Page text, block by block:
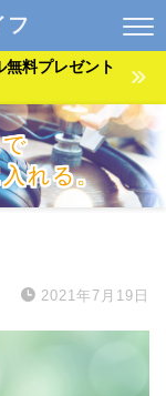
フ
料プレゼント
れる。
2021年7月19日